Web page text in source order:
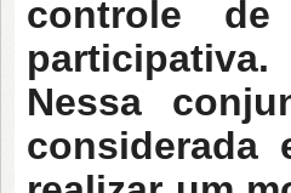
controle
participativa.
Nessa
considerada